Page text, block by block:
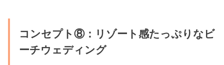
コンセプト⑧：リゾート感たっぷりなビ
ーチウェディング